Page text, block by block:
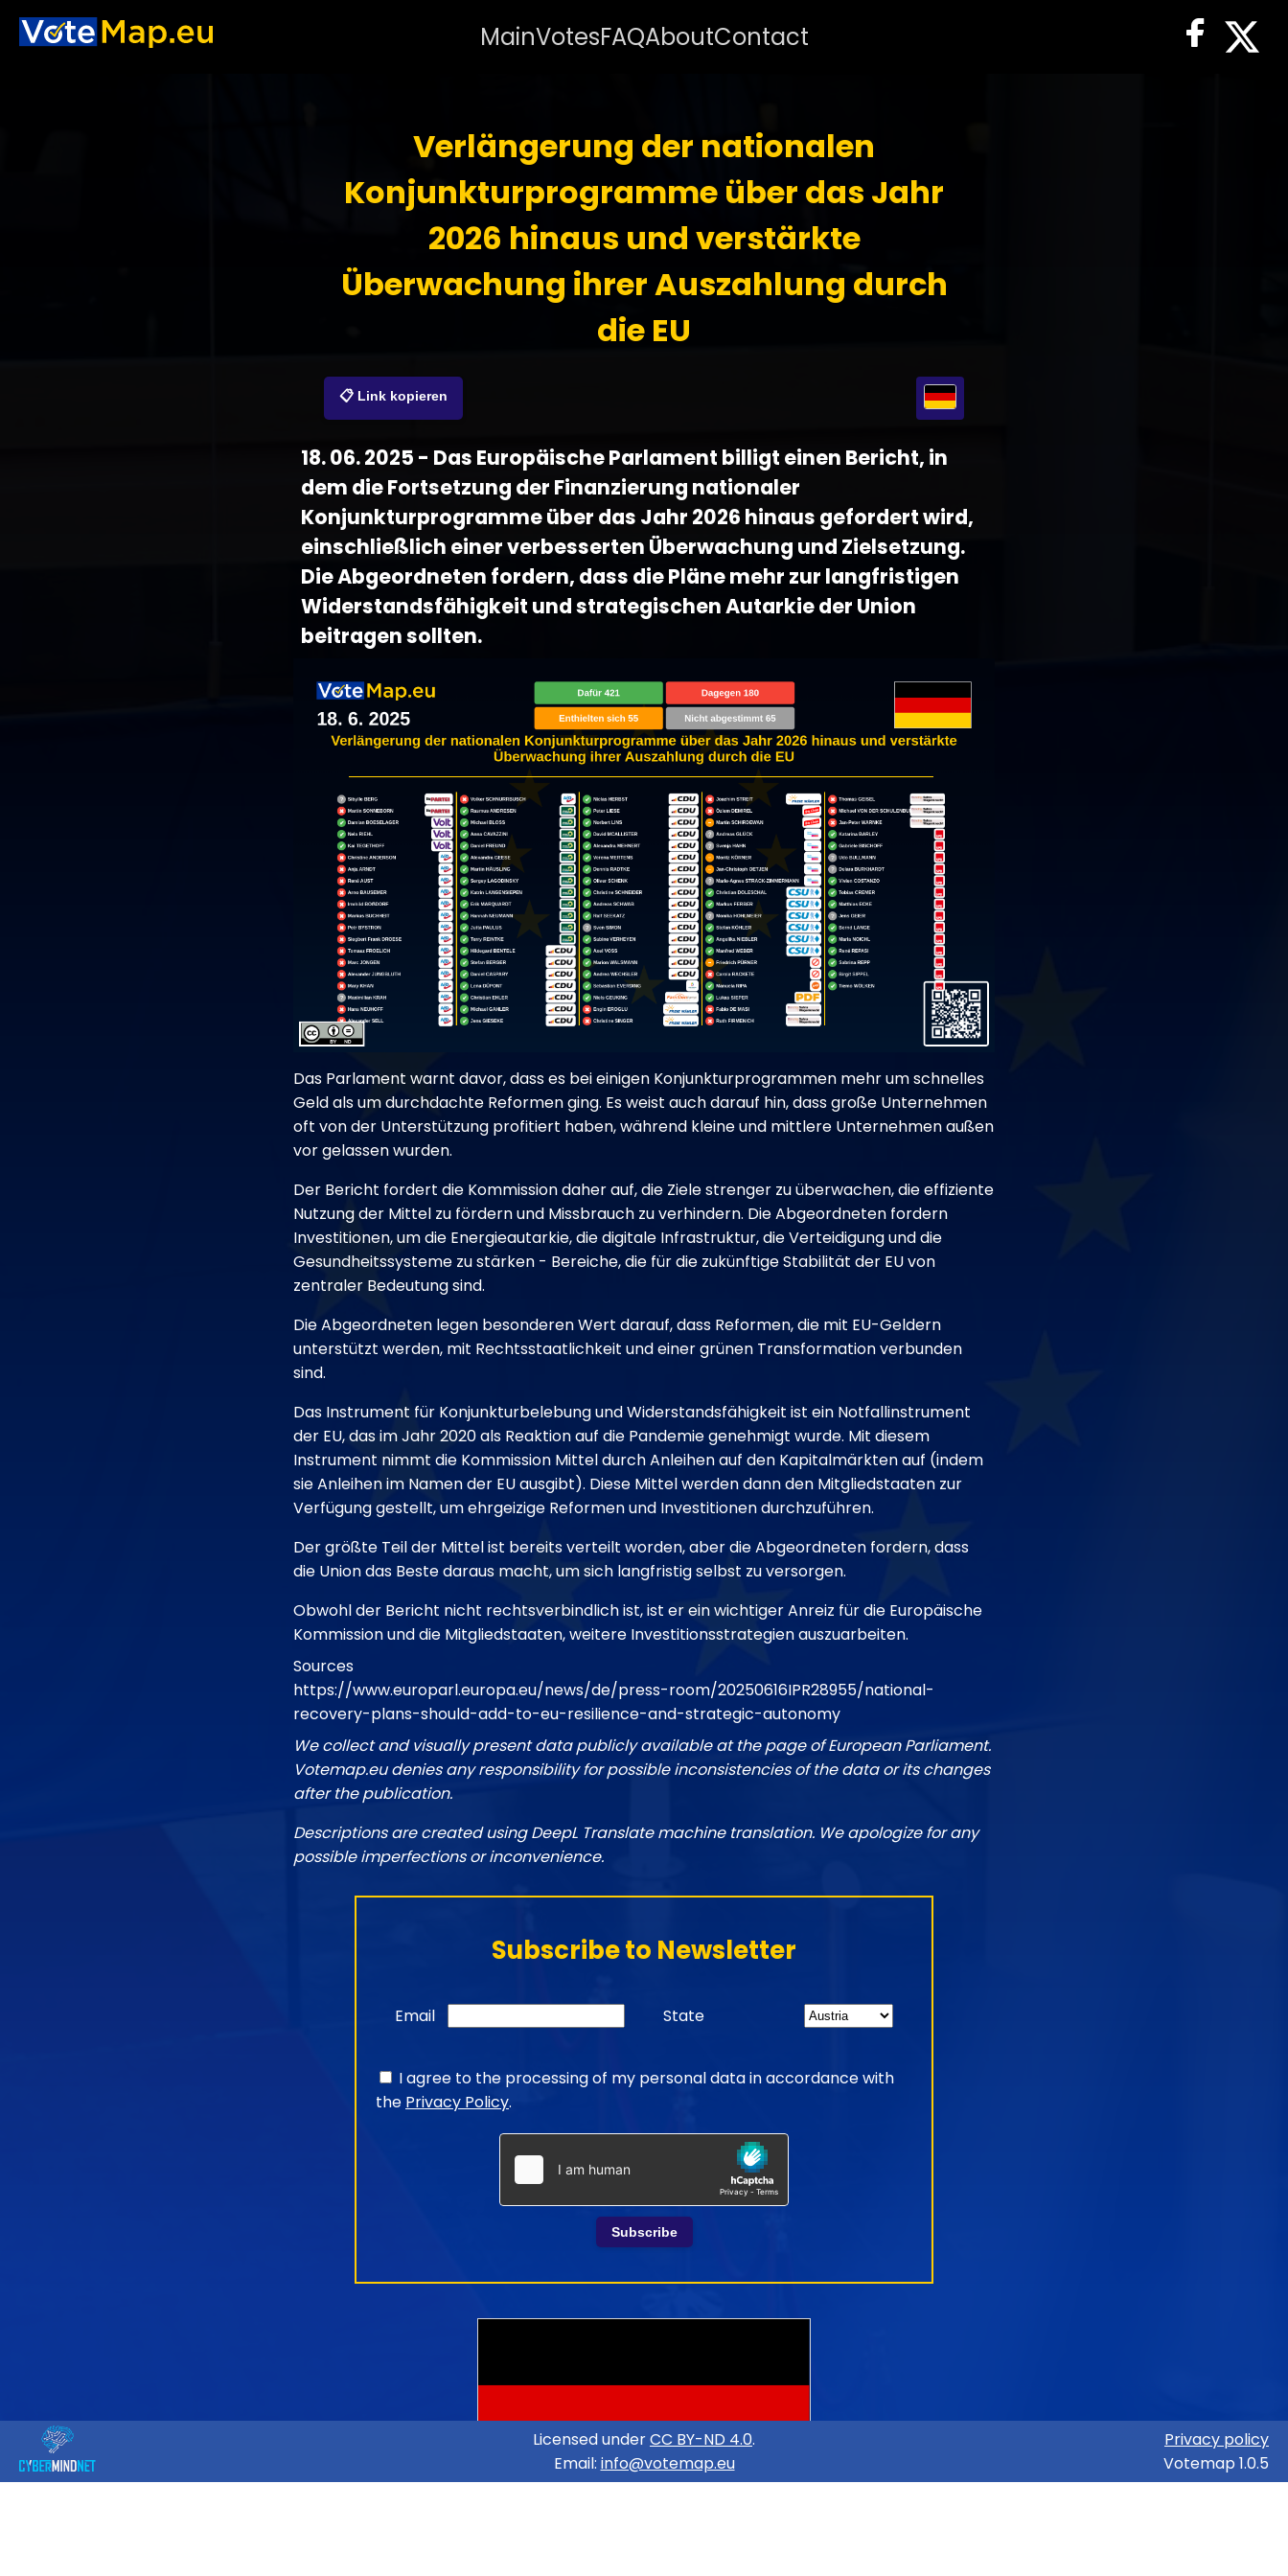
MainVotesFAQAboutContact
Verlängerung der nationalen
Konjunkturprogramme über das Jahr
2026 hinaus und verstärkte
Überwachung ihrer Auszahlung durch
die EU
📋 Link kopieren
18. 06. 2025 - Das Europäische Parlament billigt einen Bericht, in
dem die Fortsetzung der Finanzierung nationaler
Konjunkturprogramme über das Jahr 2026 hinaus gefordert wird,
einschließlich einer verbesserten Überwachung und Zielsetzung.
Die Abgeordneten fordern, dass die Pläne mehr zur langfristigen
Widerstandsfähigkeit und strategischen Autarkie der Union
beitragen sollten.
Das Parlament warnt davor, dass es bei einigen Konjunkturprogrammen mehr um schnelles
Geld als um durchdachte Reformen ging. Es weist auch darauf hin, dass große Unternehmen
oft von der Unterstützung profitiert haben, während kleine und mittlere Unternehmen außen
vor gelassen wurden.
Der Bericht fordert die Kommission daher auf, die Ziele strenger zu überwachen, die effiziente
Nutzung der Mittel zu fördern und Missbrauch zu verhindern. Die Abgeordneten fordern
Investitionen, um die Energieautarkie, die digitale Infrastruktur, die Verteidigung und die
Gesundheitssysteme zu stärken - Bereiche, die für die zukünftige Stabilität der EU von
zentraler Bedeutung sind.
Die Abgeordneten legen besonderen Wert darauf, dass Reformen, die mit EU-Geldern
unterstützt werden, mit Rechtsstaatlichkeit und einer grünen Transformation verbunden
sind.
Das Instrument für Konjunkturbelebung und Widerstandsfähigkeit ist ein Notfallinstrument
der EU, das im Jahr 2020 als Reaktion auf die Pandemie genehmigt wurde. Mit diesem
Instrument nimmt die Kommission Mittel durch Anleihen auf den Kapitalmärkten auf (indem
sie Anleihen im Namen der EU ausgibt). Diese Mittel werden dann den Mitgliedstaaten zur
Verfügung gestellt, um ehrgeizige Reformen und Investitionen durchzuführen.
Der größte Teil der Mittel ist bereits verteilt worden, aber die Abgeordneten fordern, dass
die Union das Beste daraus macht, um sich langfristig selbst zu versorgen.
Obwohl der Bericht nicht rechtsverbindlich ist, ist er ein wichtiger Anreiz für die Europäische
Kommission und die Mitgliedstaaten, weitere Investitionsstrategien auszuarbeiten.
Sources
https://www.europarl.europa.eu/news/de/press-room/20250616IPR28955/national-
recovery-plans-should-add-to-eu-resilience-and-strategic-autonomy
We collect and visually present data publicly available at the page of European Parliament.
Votemap.eu denies any responsibility for possible inconsistencies of the data or its changes
after the publication.
Descriptions are created using DeepL Translate machine translation. We apologize for any
possible imperfections or inconvenience.
Subscribe to Newsletter
Email State
I agree to the processing of my personal data in accordance with
the Privacy Policy.
Subscribe
Licensed underCC BY-ND 4.0.
Email: info@votemap.eu
Privacy policy
Votemap 1.0.5